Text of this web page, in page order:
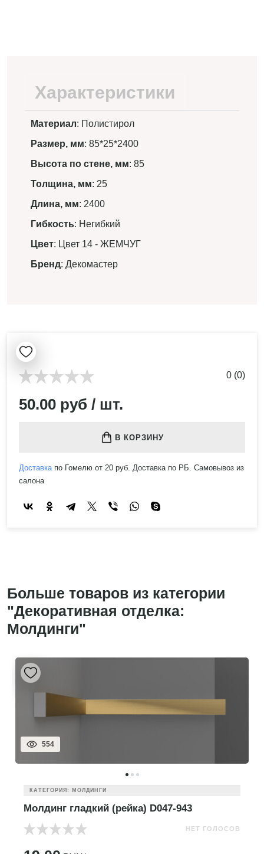
Характеристики
Материал: Полистирол
Размер, мм: 85*25*2400
Высота по стене, мм: 85
Толщина, мм: 25
Длина, мм: 2400
Гибкость: Негибкий
Цвет: Цвет 14 - ЖЕМЧУГ
Бренд: Декомастер
0 (0)
50.00 руб / шт.
В КОРЗИНУ
Доставкапо Гомелю от 20 руб. Доставка по РБ. Самовывоз из
салона
Больше товаров из категории
"Декоративная отделка:
Молдинги"
554
КАТЕГОРИЯ: МОЛДИНГИ
Молдинг гладкий (рейка) D047-943
НЕТ ГОЛОСОВ